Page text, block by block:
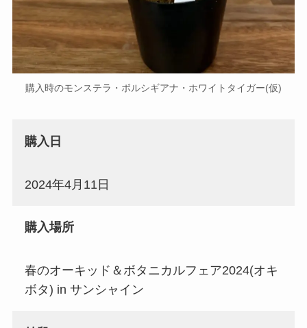
購入時のモンステラ・ボルシギアナ・ホワイトタイガー(仮)
購入日
2024年4月11日
購入場所
春のオーキッド＆ボタニカルフェア2024(オキ
ボタ) in サンシャイン